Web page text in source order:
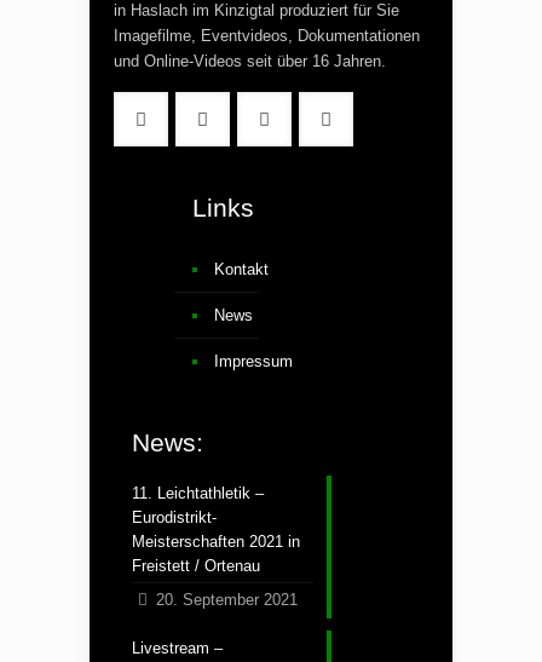
in Haslach im Kinzigtal produziert für Sie
Imagefilme, Eventvideos, Dokumentationen
und Online-Videos seit über 16 Jahren.
Links
Kontakt
News
Impressum
News:
11. Leichtathletik –
Eurodistrikt-
Meisterschaften 2021 in
Freistett / Ortenau
20. September 2021
Livestream –